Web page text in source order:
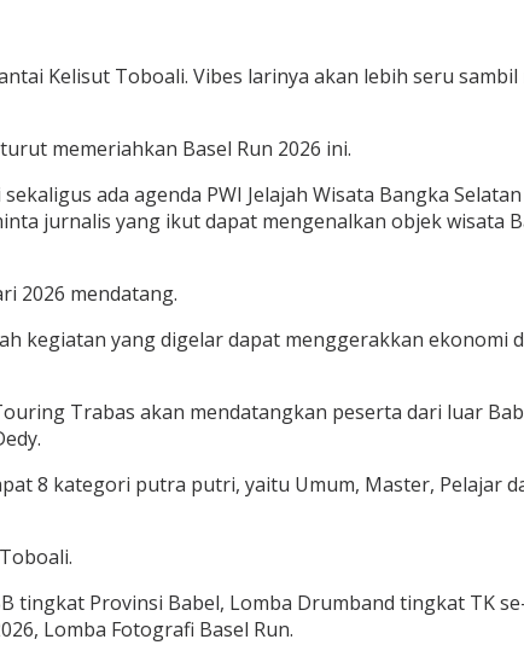
Kelisut Toboali. Vibes larinya akan lebih seru
memeriahkan Basel Run 2026 ini.
ada agenda PWI Jelajah Wisata Bangka
jurnalis yang ikut dapat mengenalkan objek wisata
2026 mendatang.
kegiatan yang digelar dapat menggerakkan ekonomi
Trabas akan mendatangkan peserta dari luar
8 kategori putra putri, yaitu Umum, Master, Pelajar
tingkat Provinsi Babel, Lomba Drumband tingkat TK
Lomba Fotografi Basel Run.